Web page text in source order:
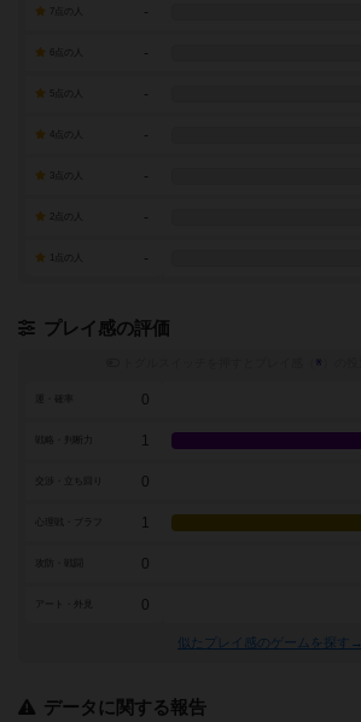
7点の人 -
-
-
-
-
-
-
プレイ感の評価
※
0
戦略・判断力 1
0
1
0
アート・外見 0
似たプレイ感のゲームを探す→
データに関する報告